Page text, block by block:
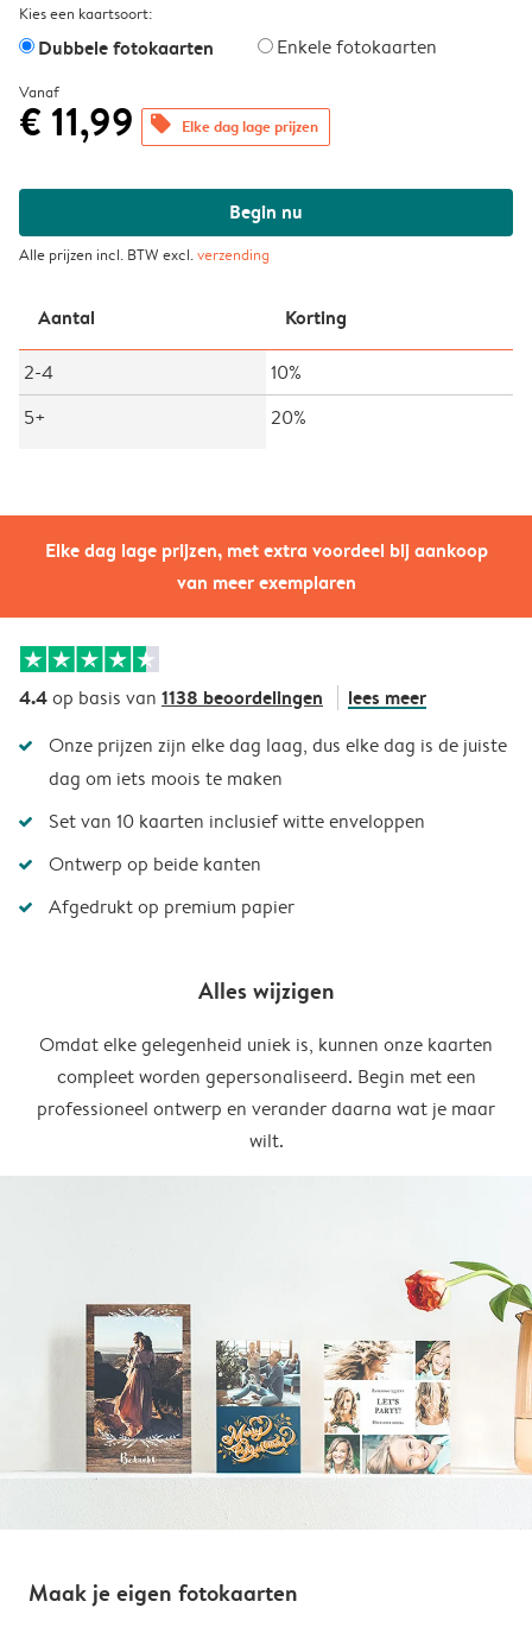
Elke dag lage prijzen, met extra voordeel bij aankoop
van meer exemplaren
Kies een kaartsoort:
Dubbele fotokaarten Enkele fotokaarten
Vanaf
€ 11,99 offers Elke dag lage prijzen
Begin nu
Alle prijzen incl. BTW excl.verzending
Aantal Korting
2-4
10%
5+
20%
4.4op basis van 1138 beoordelingen lees meer
Onze prijzen zijn elke dag laag, dus elke dag is de juiste
dag om iets moois te maken
Set van 10 kaarten inclusief witte enveloppen
Ontwerp op beide kanten
Afgedrukt op premium papier
Alles wijzigen
Omdat elke gelegenheid uniek is, kunnen onze kaarten
compleet worden gepersonaliseerd. Begin met een
professioneel ontwerp en verander daarna wat je maar
wilt.
Maak je eigen fotokaarten